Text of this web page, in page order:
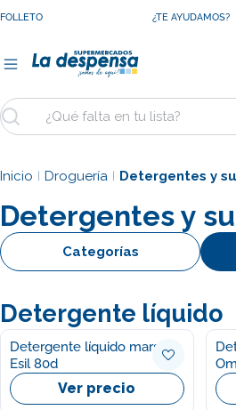
FOLLETO ¿TE AYUDAMOS?
Buscar
Inicio Droguería Detergentes y
Detergentes y
Categorías
Detergente líquido
Detergente líquido marsella
Esil 80d
Ver precio